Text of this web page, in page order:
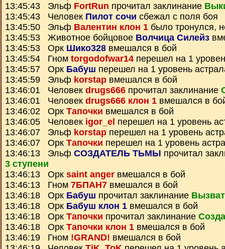
13:45:43 Эльф FortRun прочитал заклинание
13:45:43 Человек Пилот сочи сбежал с поля боя
13:45:50 Эльф Валентин клон 1 было тронулся,
13:45:53 Животное бойцовое Волчица Силейз
13:45:53 Орк Шико328 вмешался в бой
13:45:54 Гном torgodofwar14 перешел на 1
13:45:57 Орк Бабуш перешел на 1 уровень
13:45:59 Эльф korstap вмешался в бой
13:46:01 Человек drugs666 прочитал заклинание
13:46:01 Человек drugs666 клон 1 вмешался в
13:46:02 Орк Тапочки вмешался в бой
13:46:05 Человек igor_el перешел на 1 уровень
13:46:07 Эльф korstap перешел на 1 уровень
13:46:07 Орк Тапочки перешел на 1 уровень
13:46:13 Эльф СОЗДАТЕЛЬ ТЬМЫ прочитал
3 ступени
13:46:13 Орк saint anger вмешался в бой
13:46:13 Гном 7БПАН7 вмешался в бой
13:46:18 Орк Бабуш прочитал заклинание
13:46:18 Орк Бабуш клон 1 вмешался в бой
13:46:18 Орк Тапочки прочитал заклинание
13:46:18 Орк Тапочки клон 1 вмешался в бой
13:46:19 Гном !GRAND! вмешался в бой